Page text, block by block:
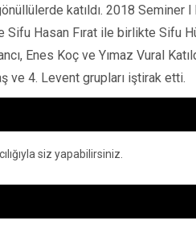
katıldı. 2018 Seminer I
Hasan Fırat ile birlikte Sifu
Enes Koç ve Yımaz Vural
ve 4. Levent grupları iştirak etti.
siz yapabilirsiniz.